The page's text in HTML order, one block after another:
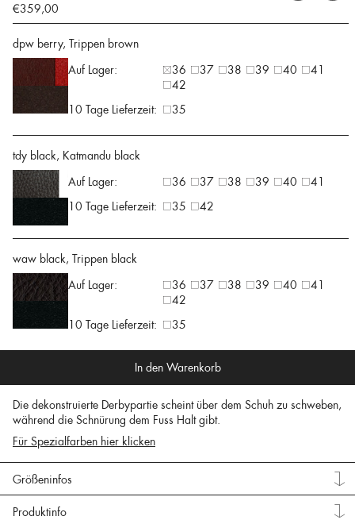
€359,00
dpw berry, Trippen brown
Auf Lager:
36 37 38 39 40
41
42
10 Tage Lieferzeit:
35
tdy black, Katmandu black
Auf Lager:
36 37 38 39 40
41
10 Tage Lieferzeit:
35 42
waw black, Trippen black
Auf Lager:
36 37 38 39 40
41
42
10 Tage Lieferzeit:
35
In den Warenkorb
Die dekonstruierte Derbypartie scheint über dem Schuh zu schweben,
während die Schnürung dem Fuss Halt gibt.
Für Spezialfarben hier klicken
Größeninfos
Produktinfo